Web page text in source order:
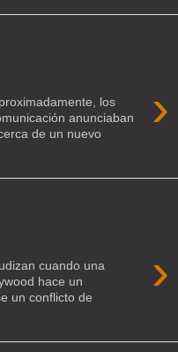
›
los
anunciaban
de un nuevo
›
cuando una
hace un
un conflicto de